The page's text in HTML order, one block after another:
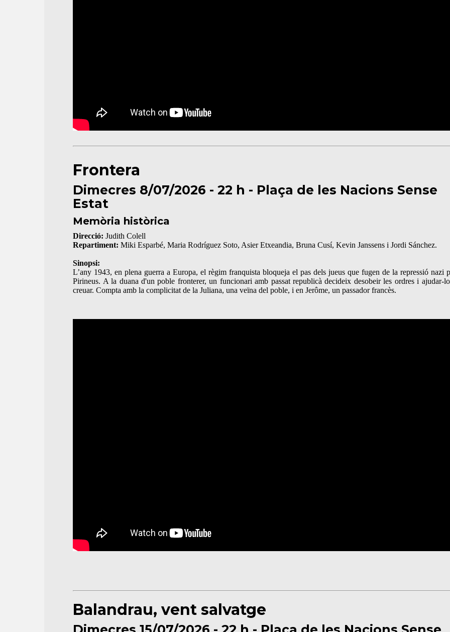
Frontera
Dimecres 8/07/2026 - 22 h - Plaça de les Nacions Sense
Estat
Memòria històrica
Direcció: Judith Colell
Repartiment: Miki Esparbé, Maria Rodríguez Soto, Asier Etxeandia, Bruna Cusí, Kevin Janssens i Jordi Sánchez.
Sinopsi:
L’any 1943, en plena guerra a Europa, el règim franquista bloqueja el pas dels jueus que fugen de la repressió nazi
Pirineus. A la duana d'un poble fronterer, un funcionari amb passat republicà decideix desobeir les ordres i ajudar-
creuar. Compta amb la complicitat de la Juliana, una veïna del poble, i en Jerôme, un passador francès.
Balandrau, vent salvatge